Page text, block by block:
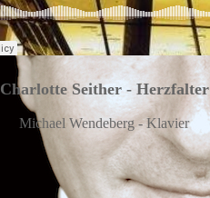
Charlotte Seither - Herzfalter
Michael Wendeberg - Klavier